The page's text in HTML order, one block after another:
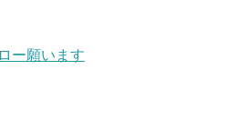
ー願います